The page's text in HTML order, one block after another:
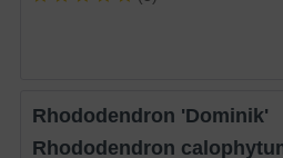
Rhododendron 'Dominik'
Rhododendron